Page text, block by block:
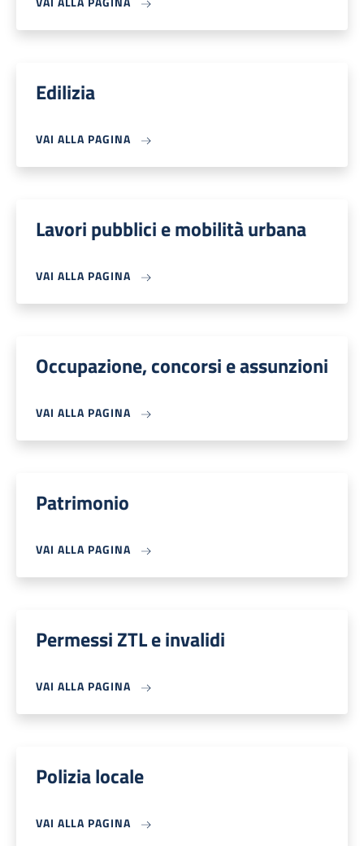
Edilizia
VAI ALLA PAGINA
Lavori pubblici e mobilità urbana
VAI ALLA PAGINA
Occupazione, concorsi e assunzioni
VAI ALLA PAGINA
Patrimonio
VAI ALLA PAGINA
Permessi ZTL e invalidi
VAI ALLA PAGINA
Polizia locale
VAI ALLA PAGINA